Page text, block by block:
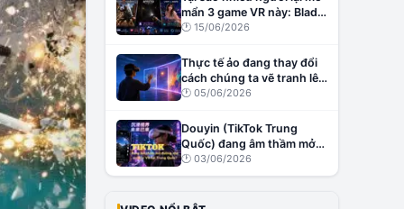
mẩn 3 game VR này: Blade
& Sorcery, Affected: The
🕐 15/06/2026
Thực tế ảo đang thay đổi
cách chúng ta vẽ tranh lên
tường như thế nào?
🕐 05/06/2026
Douyin (TikTok Trung
Quốc) đang âm thầm mở
đường cho creator VR tại
Trung Quốc?
🕐 03/06/2026